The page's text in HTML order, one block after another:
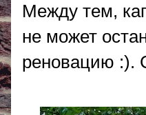
Между тем,
не может
реновацию :).